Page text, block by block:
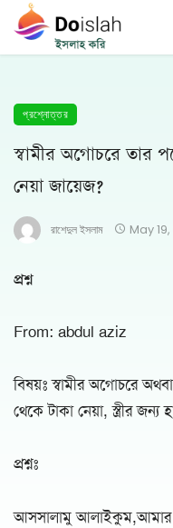
প্রশ্নোত্তর
স্বামীর অগোচরে তার
নেয়া জায়েজ?
রাশেদুল ইসলাম May
প্রশ্ন
From: abdul aziz
বিষয়ঃ স্বামীর অগোচরে
থেকে টাকা নেয়া, স্ত্রীর জন্য
প্রশ্নঃ
আসসালামু আলাইকুম,আমার